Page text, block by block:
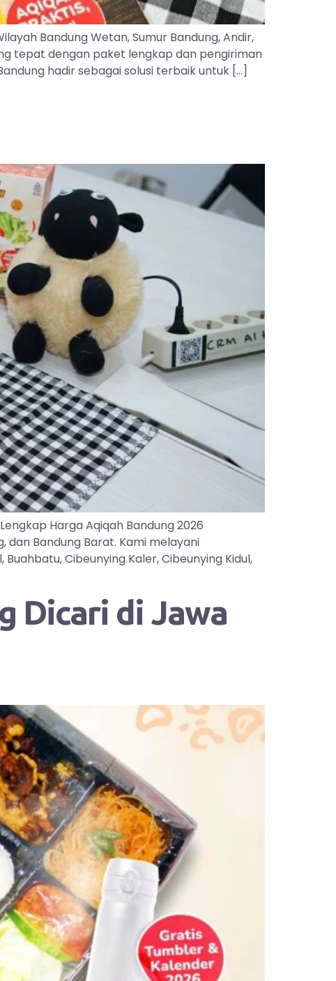
Bandung Wetan, Sumur Bandung, Andir,
tepat dengan paket lengkap dan pengiriman
hadir sebagai solusi terbaik untuk […]
Harga Aqiqah Bandung 2026
dan Bandung Barat. Kami melayani
Cibeunying Kaler, Cibeunying Kidul,
Dicari di Jawa